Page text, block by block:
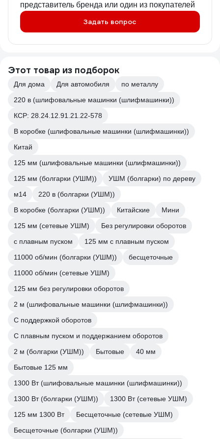
представитель бренда или один из покупателей
Задать вопрос
Этот товар из подборок
Для дома Для автомобиля
по металлу
220 в (шлифовальные машинки (шлифмашинки))
КСР: 28.24.12.91.21.22-578
В коробке (шлифовальные машинки (шлифмашинки))
Китай
125 мм (шлифовальные машинки (шлифмашинки))
125 мм (болгарки (УШМ))
УШМ (болгарки) по дереву
м14
220 в (болгарки (УШМ))
В коробке (болгарки (УШМ))
Китайские
Мини
125 мм (сетевые УШМ)
Без регулировки оборотов
с плавным пуском
125 мм с плавным пуском
11000 об/мин (болгарки (УШМ))
бесщеточные
11000 об/мин (сетевые УШМ)
125 мм без регулировки оборотов
2 м (шлифовальные машинки (шлифмашинки))
С поддержкой оборотов
С плавным пуском и поддержанием оборотов
2 м (болгарки (УШМ))
Бытовые
40 мм
Бытовые 125 мм
1300 Вт (шлифовальные машинки (шлифмашинки))
1300 Вт (болгарки (УШМ))
1300 Вт (сетевые УШМ)
125 мм 1300 Вт
Бесщеточные (сетевые УШМ)
Бесщеточные (болгарки (УШМ))